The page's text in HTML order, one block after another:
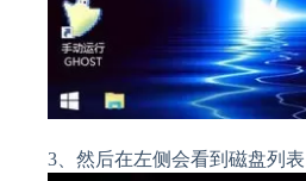
3、然后在左侧会看到磁盘列